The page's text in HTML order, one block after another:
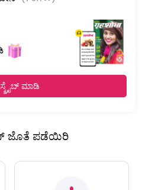
ಮಾಡಿ
ಜೊತೆ ಪಡೆಯಿರಿ